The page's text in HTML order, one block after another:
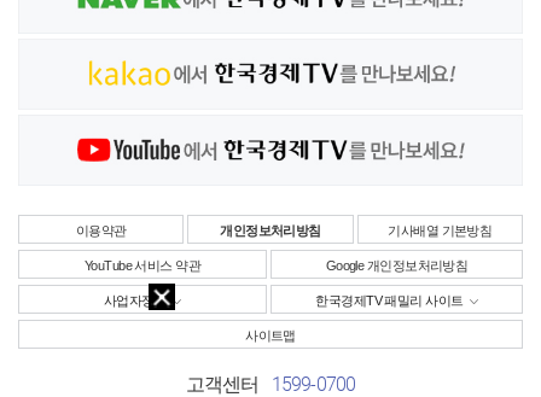
이용약관 개인정보처리방침 기사배열 기본방침
YouTube 서비스 약관 Google 개인정보처리방침
사업자정보 한국경제TV 패밀리 사이트
사이트맵
고객센터 1599-0700